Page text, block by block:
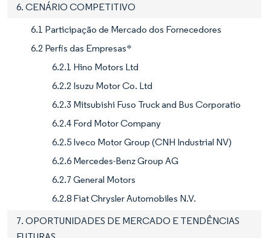
6. CENÁRIO COMPETITIVO
6.1 Participação de Mercado dos Fornecedores
6.2 Perfis das Empresas*
6.2.1 Hino Motors Ltd
6.2.2 Isuzu Motor Co. Ltd
6.2.3 Mitsubishi Fuso Truck and Bus Corporatio
6.2.4 Ford Motor Company
6.2.5 Iveco Motor Group (CNH Industrial NV)
6.2.6 Mercedes-Benz Group AG
6.2.7 General Motors
6.2.8 Fiat Chrysler Automobiles N.V.
7. OPORTUNIDADES DE MERCADO E TENDÊNCIAS